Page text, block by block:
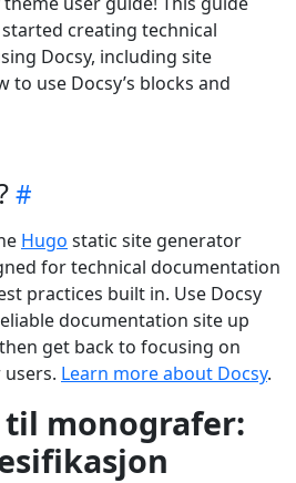
creating technical
Docsy, including site
use Docsy’s blocks and
Hugo static site generator
for technical documentation
practices built in. Use Docsy
documentation site up
get back to focusing on
Learn more about Docsy.
til monografer: